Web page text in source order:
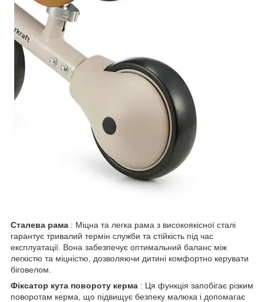
Сталева рама : Міцна та легка рама з високоякісної сталі
гарантує тривалий термін служби та стійкість під час
експлуатації. Вона забезпечує оптимальний баланс між
легкістю та міцністю, дозволяючи дитині комфортно керувати
біговелом.
Фіксатор кута повороту керма : Ця функція запобігає різким
поворотам керма, що підвищує безпеку малюка і допомагає